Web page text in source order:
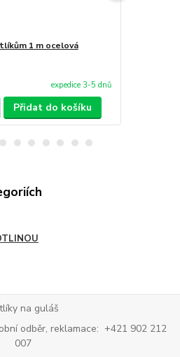
1 m ocelová
expedice 3-5 dnů
Přidat do košíku
na guláš
odběr, reklamace: +421 902 212
007